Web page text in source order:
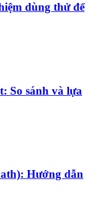
dùng thử để
So sánh và lựa
Hướng dẫn